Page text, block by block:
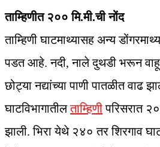
ताम्हिणीत २०० मि.मी.ची नोंद
ताम्हिणी घाटमाथ्यासह अन्य
पडत आहे. नदी, नाले दुथडी भरून
छोट्या नद्यांच्या पाणी पातळीत वाढ
घाटविभागातीलताम्हिणीपरिसरात
झाली. भिरा येथे २४० तर शिरगाव